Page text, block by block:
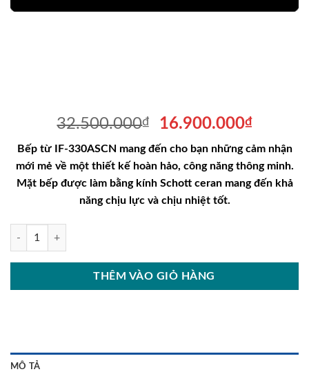
32.500.000₫
Giá
gốc
là:
32.500.000₫.
16.900.000₫Giá
tại
là:
Bếp từ IF-330ASCN mang đến cho bạn những cảm nhận
mới mẻ về một thiết kế hoàn hảo, công năng thông minh.
Mặt bếp được làm bằng kính Schott ceran mang đến khả
năng chịu lực và chịu nhiệt tốt.
Bếp từ IF-330ASCN số lượng
THÊM VÀO GIỎ HÀNG
MÔ TẢ